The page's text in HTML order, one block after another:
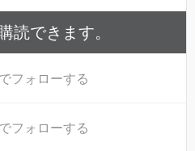
読できます。
でフォローする
フォローする